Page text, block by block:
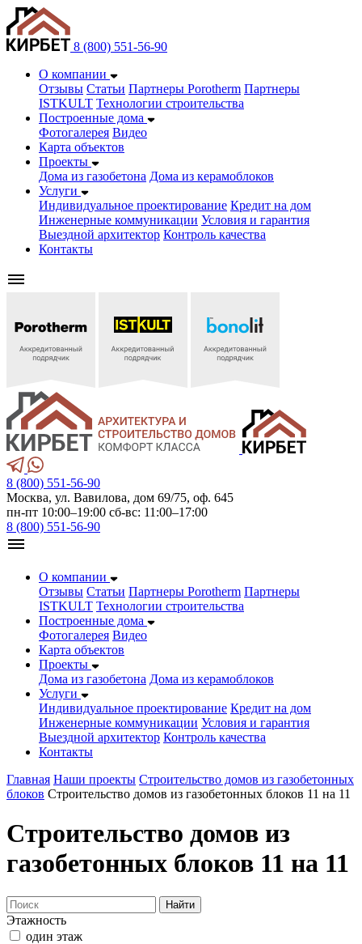
8 (800) 551-56-90
О компании
Отзывы Статьи Партнеры Porotherm Партнеры
ISTKULT Технологии строительства
Построенные дома
Фотогалерея Видео
Карта объектов
Проекты
Дома из газобетонa Дома из керамоблоков
Услуги
Индивидуальное проектирование Кредит на дом
Инженерные коммуникации Условия и гарантия
Выездной архитектор Контроль качества
Контакты
8 (800) 551-56-90
Москва, ул. Вавилова, дом 69/75, оф. 645
пн-пт 10:00–19:00 сб-вс: 11:00–17:00
8 (800) 551-56-90
О компании
Отзывы Статьи Партнеры Porotherm Партнеры
ISTKULT Технологии строительства
Построенные дома
Фотогалерея Видео
Карта объектов
Проекты
Дома из газобетонa Дома из керамоблоков
Услуги
Индивидуальное проектирование Кредит на дом
Инженерные коммуникации Условия и гарантия
Выездной архитектор Контроль качества
Контакты
Главная Наши проекты Строительство домов из газобетонных
блоков Строительство домов из газобетонных блоков 11 на 11
Строительство домов из
газобетонных блоков 11 на 11
Найти
Этажность
один этаж